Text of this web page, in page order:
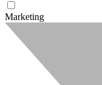
Marketing